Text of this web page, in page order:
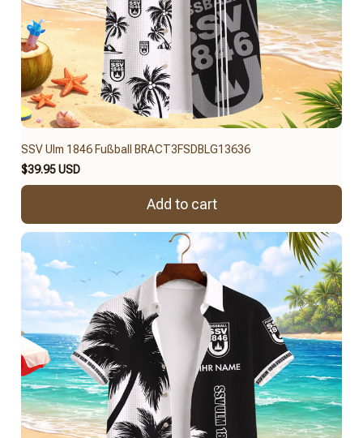
SSV Ulm 1846 Fußball BRACT3FSDBLG13636
$39.95 USD
Add to cart